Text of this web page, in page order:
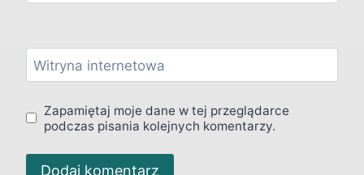
Witryna internetowa
Zapamiętaj moje dane w tej przeglądarce
podczas pisania kolejnych komentarzy.